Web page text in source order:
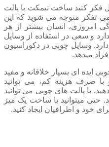
فکر کنید ساخت نیمکت با پالت
تفکر متوجه می شوید که این
امروزی، انسان بیشتر از هر
و سعی در استفاده از وسایل
وسایل چوبی در دکوراسیون
میدهد.
ایده ای بسیار خلاقانه و مفید
صرف هزینه کم، می توانید
با پالت های چوبی می توانید
حتی میتوانید با ساخت یک میز
خود و اطرافیان ایجاد کنید.